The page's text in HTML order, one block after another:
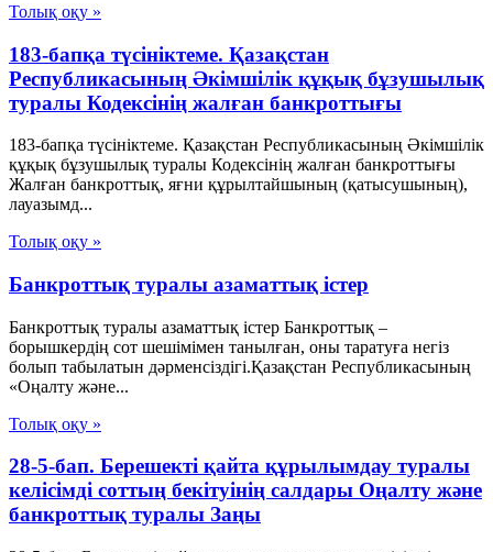
Толық оқу »
183-бапқа түсініктеме. Қазақстан
Республикасының Әкімшілік құқық бұзушылық
туралы Кодексінің жалған банкроттығы
183-бапқа түсініктеме. Қазақстан Республикасының Әкімшілік
құқық бұзушылық туралы Кодексінің жалған банкроттығы
Жалған банкроттық, яғни құрылтайшының (қатысушының),
лауазымд...
Толық оқу »
Банкроттық туралы азаматтық істер
Банкроттық туралы азаматтық істер Банкроттық –
борышкердiң сот шешiмiмен танылған, оны таратуға негiз
болып табылатын дәрменсiздiгi.Қазақстан Республикасының
«Оңалту және...
Толық оқу »
28-5-бап. Берешекті қайта құрылымдау туралы
келісімді соттың бекітуінің салдары Оңалту және
банкроттық туралы Заңы